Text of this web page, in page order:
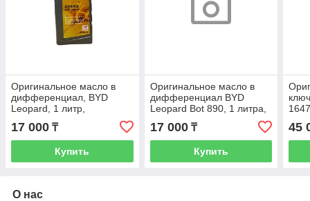
Оригинальное масло в
дифференциал, BYD
Leopard, 1 литр,
17 000 ₸
Купить
Оригинальное масло в
дифференциал BYD
Leopard Bot 890, 1 литра,
17 000₸
Купить
45
О нас